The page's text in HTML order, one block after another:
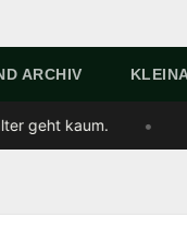
ARCHIV
22. Das Wort